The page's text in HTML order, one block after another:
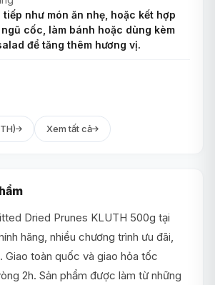
như món ăn nhẹ, hoặc kết hợp
cốc, làm bánh hoặc dùng kèm
để tăng thêm hương vị.
Xem tất cả
Dried Prunes KLUTH 500g tại
hãng, nhiều chương trình ưu đãi,
Giao toàn quốc và giao hỏa tốc
2h. Sản phẩm được làm từ những